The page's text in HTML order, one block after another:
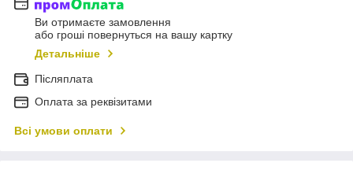
Ви отримаєте замовлення
або гроші повернуться на вашу картку
Детальніше
Післяплата
Оплата за реквізитами
Всі умови оплати